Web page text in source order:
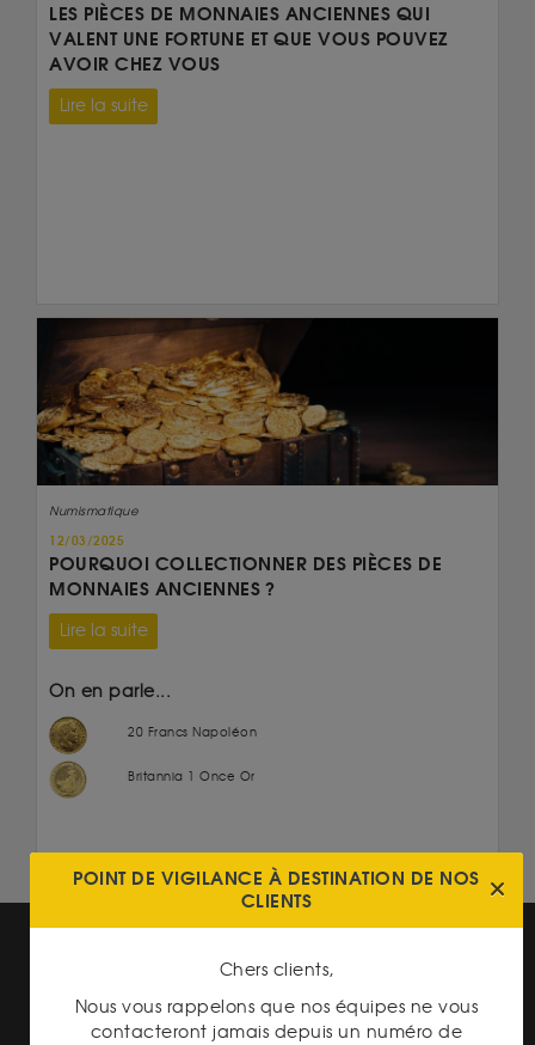
LES PIÈCES DE MONNAIES ANCIENNES QUI
VALENT UNE FORTUNE ET QUE VOUS POUVEZ
AVOIR CHEZ VOUS
Lire la suite
Numismatique
12/03/2025
POURQUOI COLLECTIONNER DES PIÈCES DE
MONNAIES ANCIENNES ?
Lire la suite
On en parle...
20 Francs Napoléon
Britannia 1 Once Or
POINT DE VIGILANCE À DESTINATION DE NOS
CLIENTS
Chers clients,
Nous vous rappelons que nos équipes ne vous
contacteront jamais depuis un numéro de